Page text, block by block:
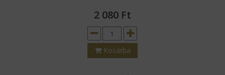
Brillant gyűrűs díszdoboz, szürke színben
2 080Ft